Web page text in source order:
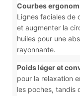
Courbes
Lignes faciales de
et augmenter la
huiles pour une
rayonnante.
Poids léger et
pour la relaxation
les poches, tandis